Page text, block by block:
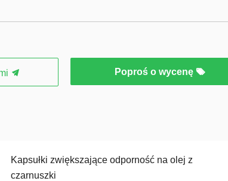
Poproś o wycenę
Kapsułki zwiększające odporność na olej z
czarnuszki